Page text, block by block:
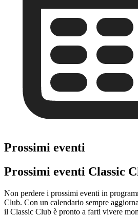
Prossimi eventi
Prossimi eventi Classic
Non perdere i prossimi eventi in
Club. Con un calendario sempre
il Classic Club è pronto a farti vivere